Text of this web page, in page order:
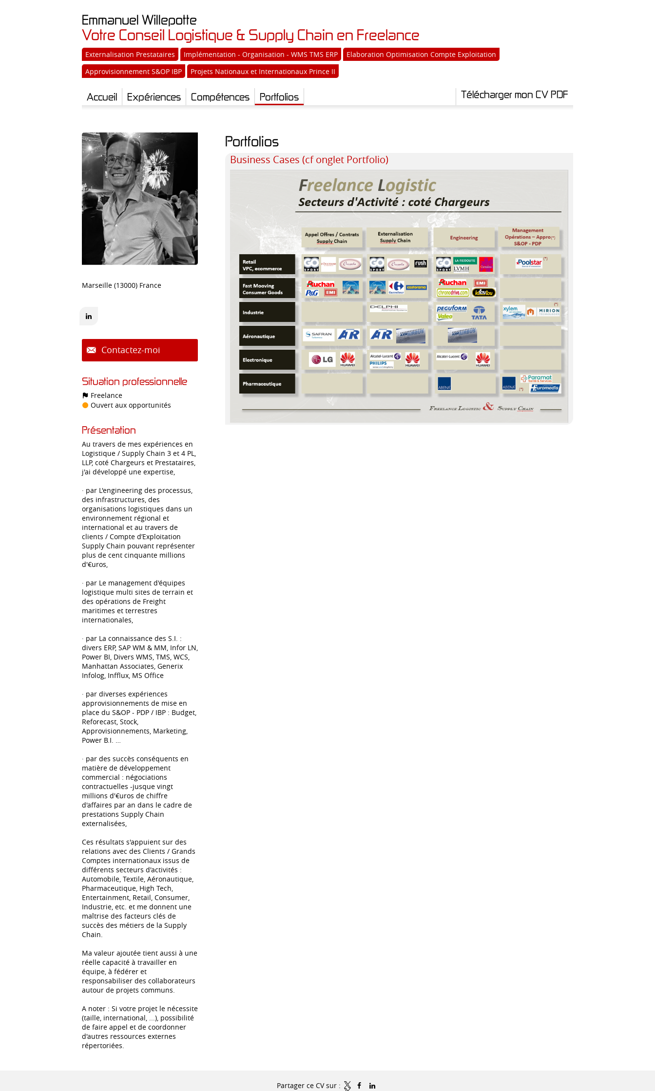
Emmanuel Willepotte
Votre Conseil Logistique & Supply Chain en Freelance
Externalisation Prestataires Implémentation - Organisation - WMS TMS ERP
Elaboration Optimisation Compte Exploitation
Approvisionnement S&OP IBP
Projets Nationaux et Internationaux Prince II
Accueil Expériences Compétences Portfolios Télécharger mon CV PDF
Marseille (13000) France
Contactez-moi
Situation professionnelle
Freelance
Ouvert aux opportunités
Présentation
Au travers de mes expériences en
Logistique / Supply Chain 3 et 4 PL,
LLP, coté Chargeurs et Prestataires,
j'ai développé une expertise,
∙ par L'engineering des processus,
des infrastructures, des
organisations logistiques dans un
environnement régional et
international et au travers de
clients / Compte d’Exploitation
Supply Chain pouvant représenter
plus de cent cinquante millions
d'€uros,
∙ par Le management d'équipes
logistique multi sites de terrain et
des opérations de Freight
maritimes et terrestres
internationales,
∙ par La connaissance des S.I. :
divers ERP, SAP WM & MM, Infor LN,
Power BI, Divers WMS, TMS, WCS,
Manhattan Associates, Generix
Infolog, Infflux, MS Office
∙ par diverses expériences
approvisionnements de mise en
place du S&OP - PDP / IBP : Budget,
Reforecast, Stock,
Approvisionnements, Marketing,
Power B.I. …
∙ par des succès conséquents en
matière de développement
commercial : négociations
contractuelles -jusque vingt
millions d'€uros de chiffre
d'affaires par an dans le cadre de
prestations Supply Chain
externalisées,
Ces résultats s'appuient sur des
relations avec des Clients / Grands
Comptes internationaux issus de
différents secteurs d'activités :
Automobile, Textile, Aéronautique,
Pharmaceutique, High Tech,
Entertainment, Retail, Consumer,
Industrie, etc. et me donnent une
maîtrise des facteurs clés de
succès des métiers de la Supply
Chain.
Ma valeur ajoutée tient aussi à une
réelle capacité à travailler en
équipe, à fédérer et
responsabiliser des collaborateurs
autour de projets communs.
A noter : Si votre projet le nécessite
(taille, international, ...), possibilité
de faire appel et de coordonner
d'autres ressources externes
répertoriées.
Portfolios
Business Cases (cf onglet Portfolio)
Partager ce CV sur :